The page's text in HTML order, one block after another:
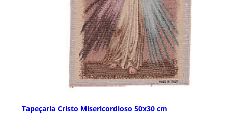
Tapeçaria Cristo Misericordioso 50x30 cm